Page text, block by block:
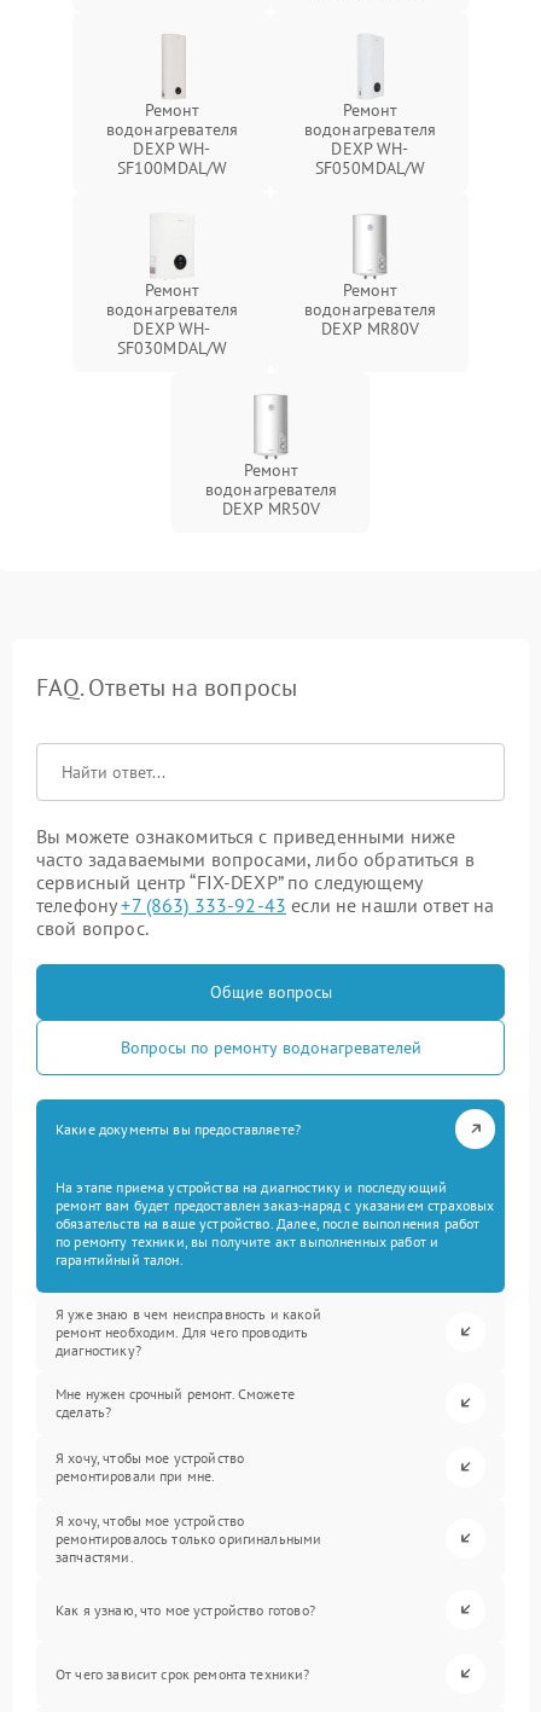
Ремонт
водонагревателя
DEXP WH-
SF100MDAL/W
Ремонт
водонагревателя
DEXP WH-
SF050MDAL/W
Ремонт
водонагревателя
DEXP WH-
SF030MDAL/W
Ремонт
водонагревателя
DEXP MR80V
Ремонт
водонагревателя
DEXP MR50V
FAQ. Ответы на вопросы
Вы можете ознакомиться с приведенными ниже
часто задаваемыми вопросами, либо обратиться в
сервисный центр “FIX-DEXP” по следующему
телефону+7 (863) 333-92-43 если не нашли ответ на
свой вопрос.
Общие вопросы
Вопросы по ремонту водонагревателей
Какие документы вы предоставляете?
На этапе приема устройства на диагностику и последующий
ремонт вам будет предоставлен заказ-наряд с указанием страховых
обязательств на ваше устройство. Далее, после выполнения работ
по ремонту техники, вы получите акт выполненных работ и
гарантийный талон.
Я уже знаю в чем неисправность и какой
ремонт необходим. Для чего проводить
диагностику?
Мне нужен срочный ремонт. Сможете
сделать?
Я хочу, чтобы мое устройство
ремонтировали при мне.
Я хочу, чтобы мое устройство
ремонтировалось только оригинальными
запчастями.
Как я узнаю, что мое устройство готово?
От чего зависит срок ремонта техники?